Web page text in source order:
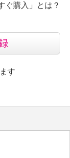
ぐ購入」とは？
す